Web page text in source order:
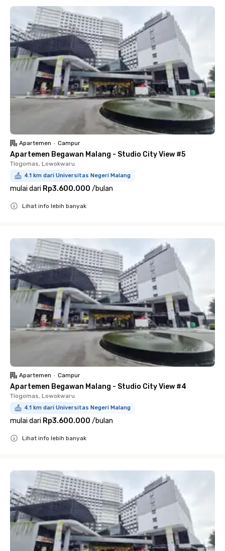
Apartemen • Campur
Apartemen Begawan Malang - Studio City View #5
Tlogomas, Lowokwaru
4.1 km dari Universitas Negeri Malang
mulai dari Rp3.600.000 /bulan
Lihat info lebih banyak
Apartemen • Campur
Apartemen Begawan Malang - Studio City View #4
Tlogomas, Lowokwaru
4.1 km dari Universitas Negeri Malang
mulai dari Rp3.600.000 /bulan
Lihat info lebih banyak